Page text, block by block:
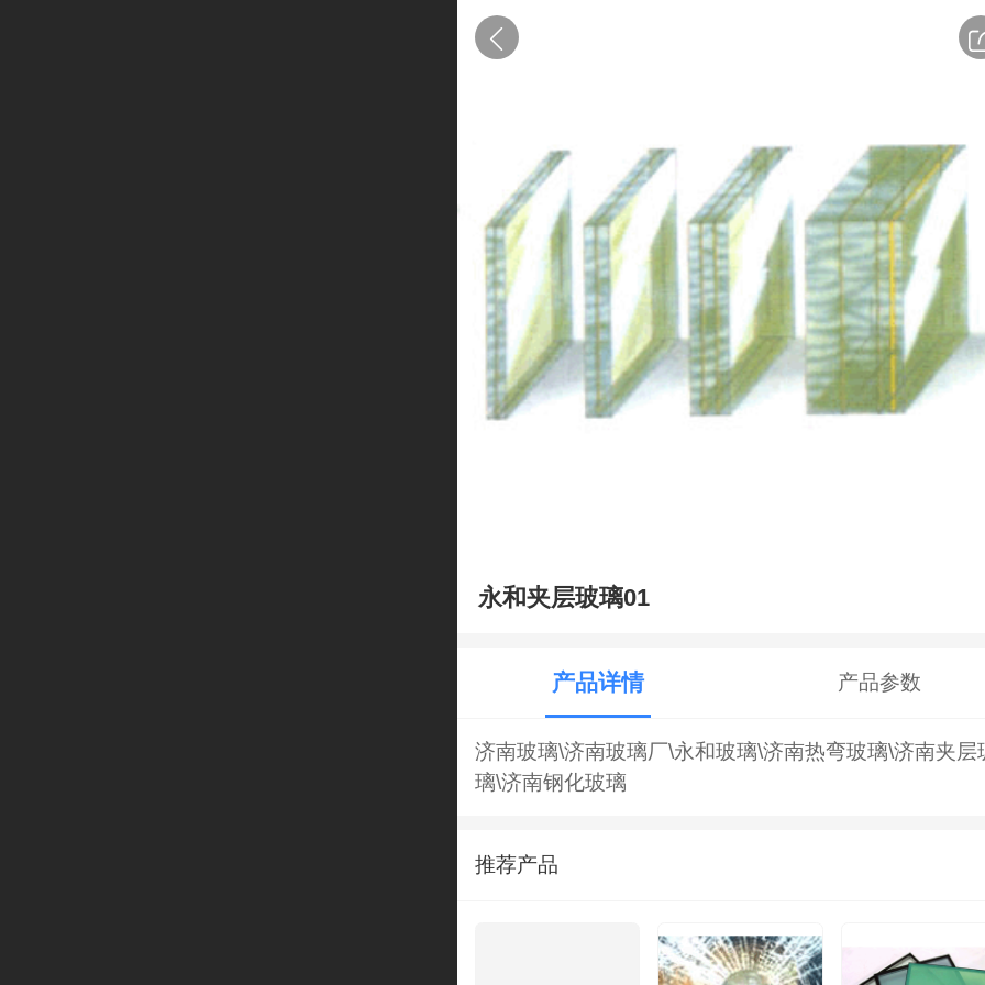
永和夹层玻璃01
产品详情 产品参数
济南玻璃\济南玻璃厂\永和玻璃\济南热弯玻璃\济南夹层
璃\济南钢化玻璃
推荐产品